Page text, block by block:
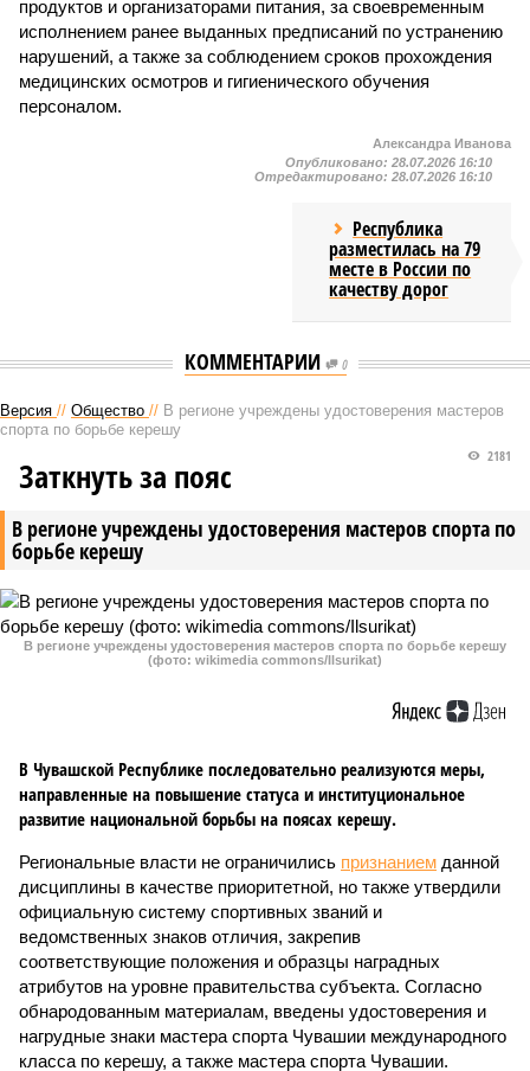
продуктов и организаторами питания, за своевременным
исполнением ранее выданных предписаний по устранению
нарушений, а также за соблюдением сроков прохождения
медицинских осмотров и гигиенического обучения
персоналом.
Александра Иванова
Опубликовано: 28.07.2026 16:10
Отредактировано: 28.07.2026 16:10
Республика
разместилась на 79
месте в России по
качеству дорог
КОММЕНТАРИИ 0
Версия // Общество // В регионе учреждены удостоверения мастеров
спорта по борьбе керешу
В регионе учреждены удостоверения мастеров спорта по
борьбе керешу
2181
Заткнуть за пояс
В регионе учреждены удостоверения мастеров спорта по борьбе керешу
(фото: wikimedia commons/Ilsurikat)
В Чувашской Республике последовательно реализуются меры,
направленные на повышение статуса и институциональное
развитие национальной борьбы на поясах керешу.
Региональные власти не ограничились признанием данной
дисциплины в качестве приоритетной, но также утвердили
официальную систему спортивных званий и
ведомственных знаков отличия, закрепив
соответствующие положения и образцы наградных
атрибутов на уровне правительства субъекта. Согласно
обнародованным материалам, введены удостоверения и
нагрудные знаки мастера спорта Чувашии международного
класса по керешу, а также мастера спорта Чувашии.